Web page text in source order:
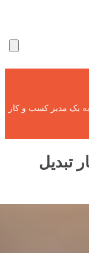
یک مدیر کسب و کار
تبدیل